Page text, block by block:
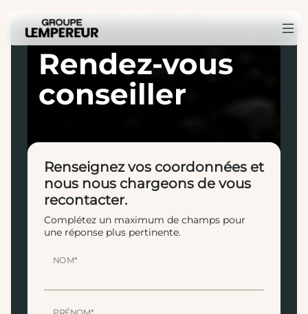
Lempereur
›
Prendre rendez-vous à l'après vente
Rendez-vous
conseiller
Renseignez vos coordonnées et
nous nous chargeons de vous
recontacter.
Complétez un maximum de champs pour
une réponse plus pertinente.
NOM*
PRÉNOM*